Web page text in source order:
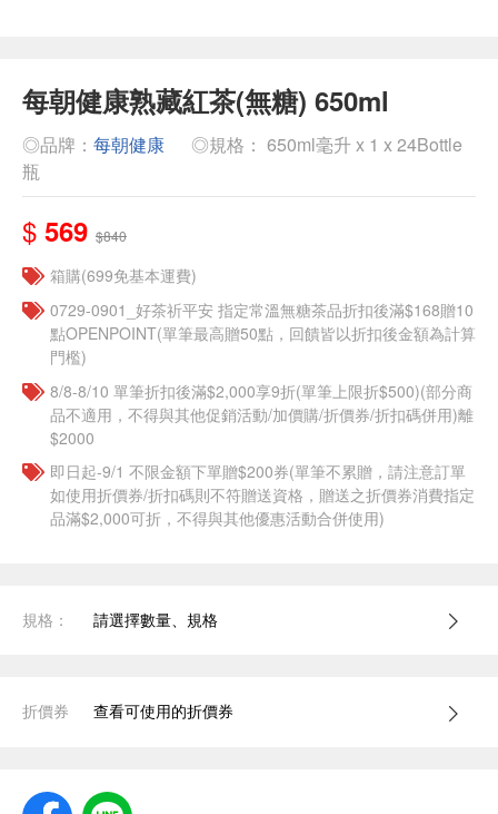
每朝健康熟藏紅茶(無糖) 650ml
◎品牌： 每朝健康
◎規格： 650ml毫升 x 1 x 24Bottle
瓶
$ 569 $840
箱購(699免基本運費)
​​0729-0901_好茶祈平安 指定常溫無糖茶品折扣後滿$168贈10
點OPENPOINT(單筆最高贈50點，回饋皆以折扣後金額為計算
門檻)
8/8-8/10 單筆折扣後滿$2,000享9折(單筆上限折$500)(部分商
品不適用，不得與其他促銷活動/加價購/折價券/折扣碼併用)離
$2000
即日起-9/1 不限金額下單贈$200券(單筆不累贈，請注意訂單
如使用折價券/折扣碼則不符贈送資格，贈送之折價券消費指定
品滿$2,000可折，不得與其他優惠活動合併使用)
規格： 請選擇數量、規格
折價券 查看可使用的折價券